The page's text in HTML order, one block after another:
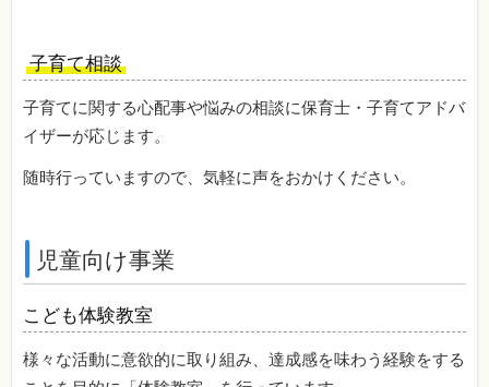
子育て相談
子育てに関する心配事や悩みの相談に保育士・子育てアドバ
イザーが応じます。
随時行っていますので、気軽に声をおかけください。
児童向け事業
こども体験教室
様々な活動に意欲的に取り組み、達成感を味わう経験をする